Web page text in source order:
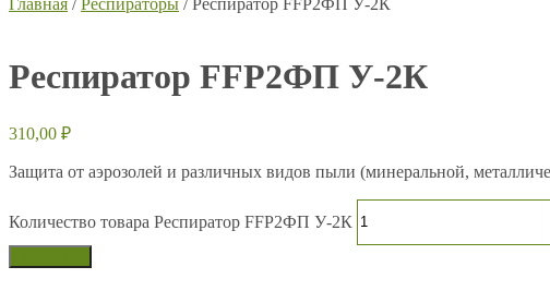
Главная /Респираторы / Респиратор FFP2ФП У-2К
Респиратор FFP2ФП У-2К
310,00 ₽
Защита от аэрозолей и различных видов пыли (минеральной,
Количество товара Респиратор FFP2ФП У-2К